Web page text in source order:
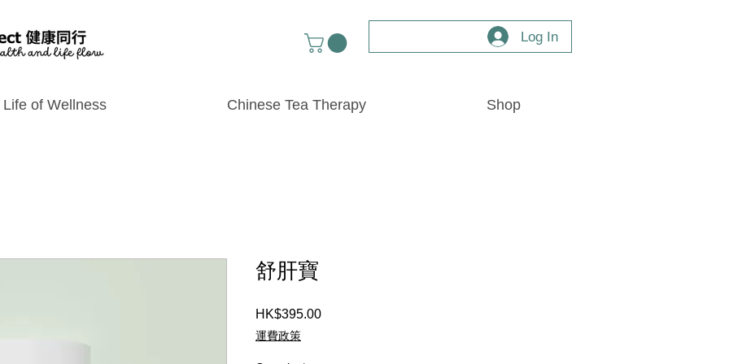
Log In
Life of Wellness Chinese Tea Therapy Shop
舒肝寶
HK$395.00Price
運費政策